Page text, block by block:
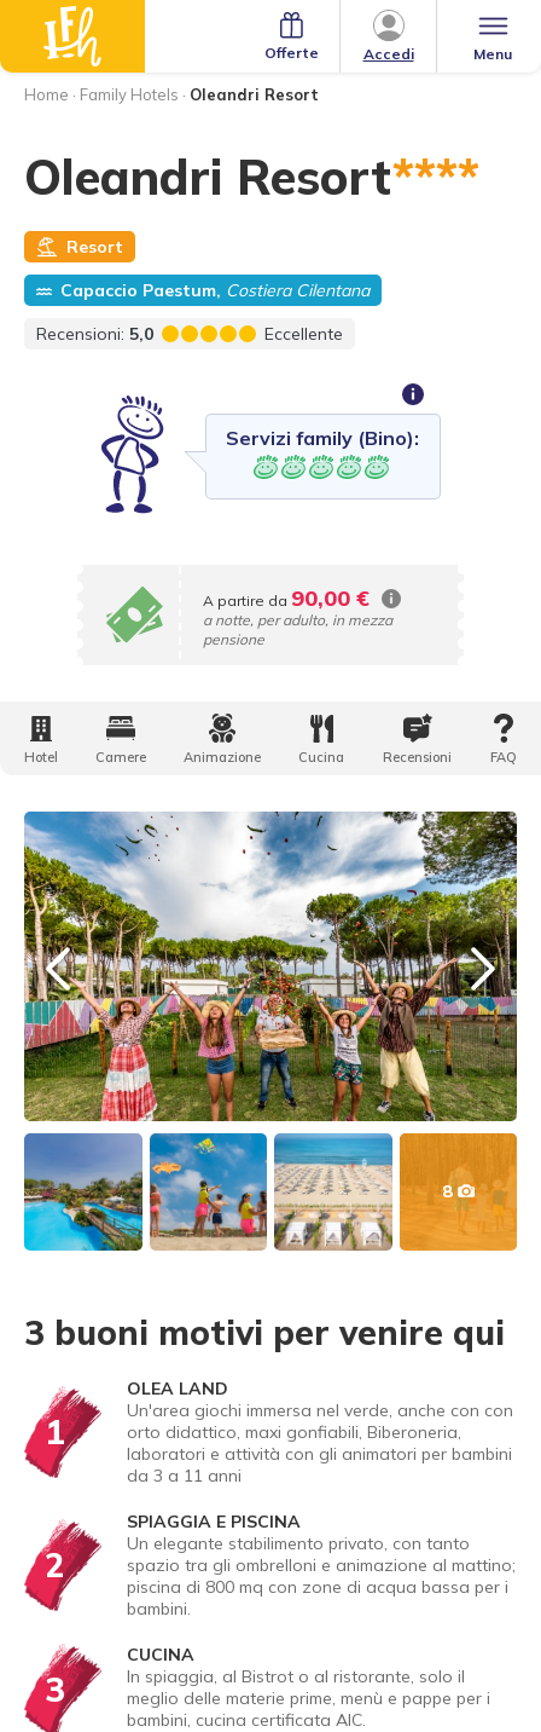
Menu
Accedi
Offerte
Home · Family Hotels · Oleandri Resort
Oleandri Resort****
Resort
Capaccio Paestum, Costiera Cilentana
Recensioni: 5,0 Eccellente
Servizi family (Bino):
A partire da 90,00 €
a notte, per adulto, in mezza
pensione
Hotel Camere Animazione Cucina Recensioni FAQ
8
3 buoni motivi per venire qui
1
OLEA LAND
Un'area giochi immersa nel verde, anche con con
orto didattico, maxi gonfiabili, Biberoneria,
laboratori e attività con gli animatori per bambini
da 3 a 11 anni
2
SPIAGGIA E PISCINA
Un elegante stabilimento privato, con tanto
spazio tra gli ombrelloni e animazione al mattino;
piscina di 800 mq con zone di acqua bassa per i
bambini.
3
CUCINA
In spiaggia, al Bistrot o al ristorante, solo il
meglio delle materie prime, menù e pappe per i
bambini, cucina certificata AIC.